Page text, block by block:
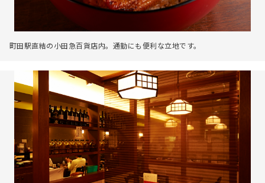
町田駅直結の小田急百貨店内。通勤にも便利な立地です。